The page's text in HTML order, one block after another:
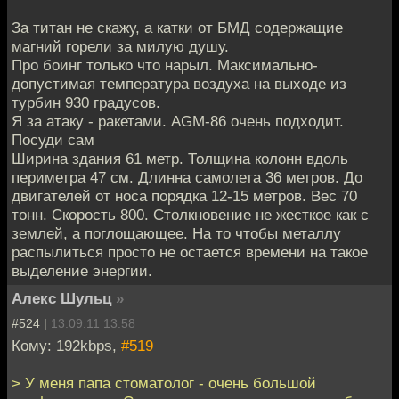
За титан не скажу, а катки от БМД содержащие
магний горели за милую душу.
Про боинг только что нарыл. Максимально-
допустимая температура воздуха на выходе из
турбин 930 градусов.
Я за атаку - ракетами. AGM-86 очень подходит.
Посуди сам
Ширина здания 61 метр. Толщина колонн вдоль
периметра 47 см. Длинна самолета 36 метров. До
двигателей от носа порядка 12-15 метров. Вес 70
тонн. Скорость 800. Столкновение не жесткое как с
землей, а поглощающее. На то чтобы металлу
распылиться просто не остается времени на такое
выделение энергии.
Алекс Шульц »
#524 | 13.09.11 13:58
Кому: 192kbps, #519
> У меня папа стоматолог - очень большой